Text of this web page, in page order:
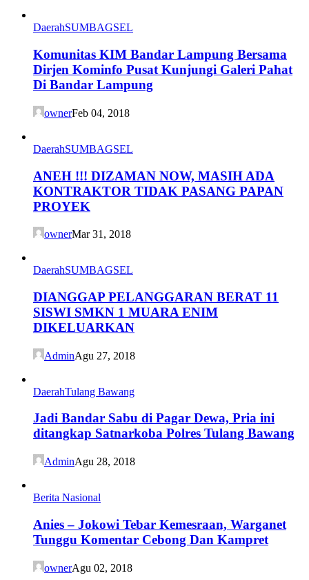
DaerahSUMBAGSEL
Komunitas KIM Bandar Lampung Bersama
Dirjen Kominfo Pusat Kunjungi Galeri Pahat
Di Bandar Lampung
ownerFeb 04, 2018
DaerahSUMBAGSEL
ANEH !!! DIZAMAN NOW, MASIH ADA
KONTRAKTOR TIDAK PASANG PAPAN
PROYEK
ownerMar 31, 2018
DaerahSUMBAGSEL
DIANGGAP PELANGGARAN BERAT 11
SISWI SMKN 1 MUARA ENIM
DIKELUARKAN
AdminAgu 27, 2018
DaerahTulang Bawang
Jadi Bandar Sabu di Pagar Dewa, Pria ini
ditangkap Satnarkoba Polres Tulang Bawang
AdminAgu 28, 2018
Berita Nasional
Anies – Jokowi Tebar Kemesraan, Warganet
Tunggu Komentar Cebong Dan Kampret
ownerAgu 02, 2018